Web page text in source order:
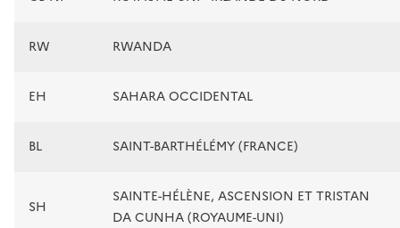
RW RWANDA
EH SAHARA OCCIDENTAL
BL SAINT-BARTHÉLÉMY (FRANCE)
SH
SAINTE-HÉLÈNE, ASCENSION ET TRISTAN
DA CUNHA (ROYAUME-UNI)